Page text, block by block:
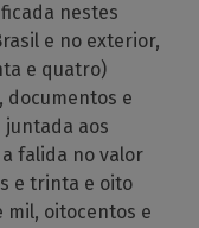
nestes
e no exterior,
e quatro)
documentos e
aos
falida no valor
e trinta e oito
oitocentos e